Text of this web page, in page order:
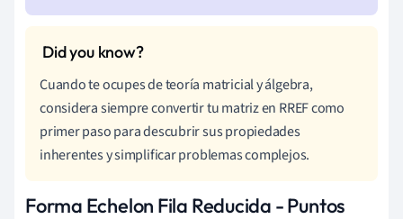
Cuando te ocupes de teoría matricial y álgebra,
considera siempre convertir tu matriz en RREF como
primer paso para descubrir sus propiedades
inherentes y simplificar problemas complejos.
Forma Echelon Fila Reducida - Puntos